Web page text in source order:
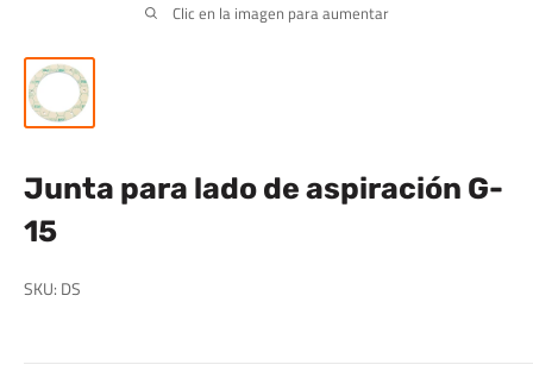
Clic en la imagen para aumentar
Junta para lado de aspiración G-
15
SKU: DS